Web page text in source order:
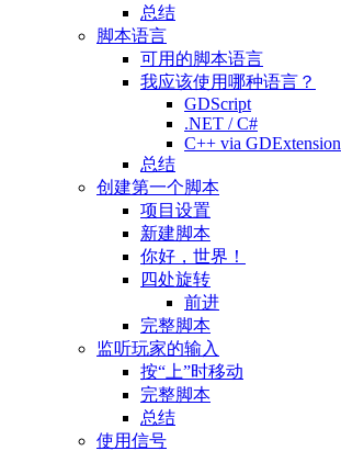
总结
脚本语言
可用的脚本语言
我应该使用哪种语言？
GDScript
.NET / C#
C++ via GDExtension
总结
创建第一个脚本
项目设置
新建脚本
你好，世界！
四处旋转
前进
完整脚本
监听玩家的输入
按“上”时移动
完整脚本
总结
使用信号